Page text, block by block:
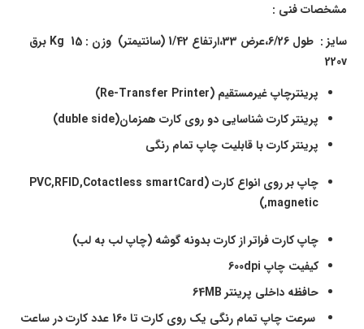
مشخصات فنی :
سایز : طول 6/26،عرض 33،ارتفاع 1/42 (سانتیمتر) وزن : 15
Kg برق
220v
پرینترچاپ غیرمستقیم (
Re-Transfer Printer
)
پرینتر کارت شناسایی دو روی کارت همزمان(duble side
)
پرینتر کارت با قابلیت چاپ تمام رنگی
چاپ بر روی انواع کارت (PVC,RFID,Cotactless smartCard
,magnetic)
چاپ کارت فراتر از کارت بدونه گوشه (چاپ لب به لب)
کیفیت چاپ 600 dpi
حافظه داخلی پرینتر 64 MB
سرعت چاپ تمام رنگی یک روی کارت تا 160 عدد کارت در ساعت